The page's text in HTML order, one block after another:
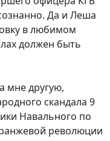
Да и Леша
в любимом
должен быть
мне другую,
скандала 9
Навального по
революции